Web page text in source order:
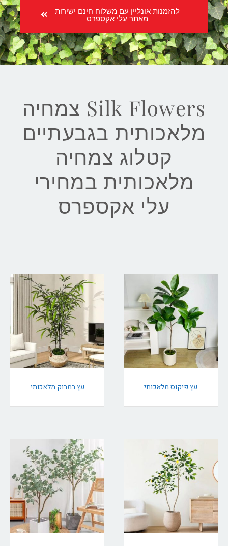
להזמנות אונליין עם משלוח חינם ישירות
מאתר עלי אקספרס
Silk Flowers צמחיה
מלאכותית בגבעתיים
קטלוג צמחיה
מלאכותית במחירי
עלי אקספרס
עץ פיקוס מלאכותי עץ במבוק מלאכותי